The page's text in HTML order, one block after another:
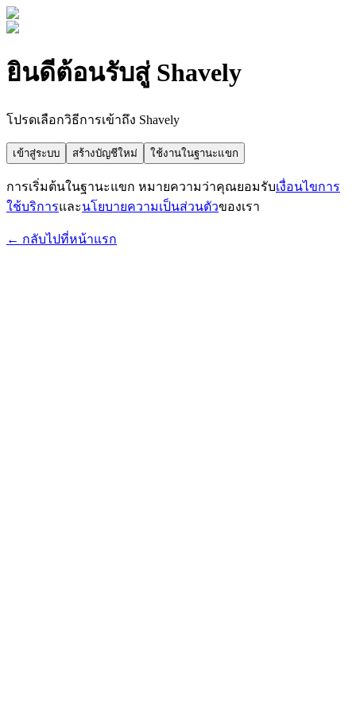
ยินดีต้อนรับสู่ Shavely
โปรดเลือกวิธีการเข้าถึง Shavely
เข้าสู่ระบบ สร้างบัญชีใหม่ ใช้งานในฐานะแขก
การเริ่มต้นในฐานะแขก หมายความว่าคุณยอมรับเงื่อนไขการ
ใช้บริการและนโยบายความเป็นส่วนตัวของเรา
← กลับไปที่หน้าแรก